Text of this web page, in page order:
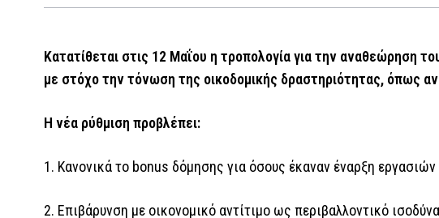
Κατατίθεται στις 12 Μαΐου η τροπολογία για την αναθεώρηση
με στόχο την τόνωση της οικοδομικής δραστηριότητας, όπως
Η νέα ρύθμιση προβλέπει:
1. Κανονικά το bonus δόμησης για όσους έκαναν έναρξη
2. Επιβάρυνση με οικονομικό αντίτιμο ως περιβαλλοντικό